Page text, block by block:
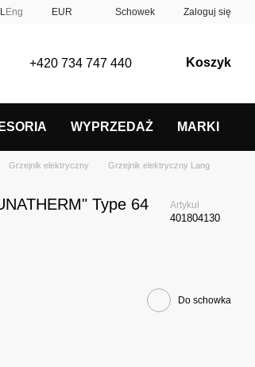
Eng EUR Schowek Zaloguj się
+420 734 747 440 Koszyk
WYPRZEDAŻ MARKI
Grzejnik elektryczny
Grzejnik elektryczny Lang
Type 64
Artykuł
401804130
Do schowka